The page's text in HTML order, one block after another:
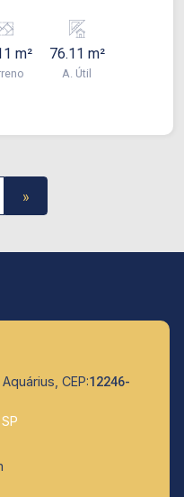
m² 76.11 m²
A. Útil
»
CEP:12246-